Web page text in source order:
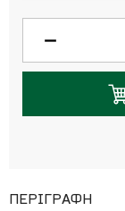
ΠΕΡΙΓΡΑΦΗ